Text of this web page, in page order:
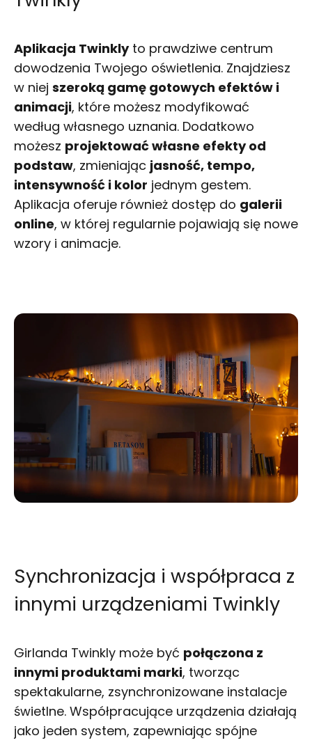
Aplikacja Twinklyto prawdziwe centrum
dowodzenia Twojego oświetlenia. Znajdziesz
w niej szeroką gamę gotowych efektów i
animacji, które możesz modyfikować
według własnego uznania. Dodatkowo
możesz projektować własne efekty od
podstaw, zmieniając jasność, tempo,
intensywność i kolor jednym gestem.
Aplikacja oferuje również dostęp do galerii
online, w której regularnie pojawiają się nowe
wzory i animacje.
Synchronizacja i współpraca z
innymi urządzeniami Twinkly
Girlanda Twinkly może być połączona z
innymi produktami marki, tworząc
spektakularne, zsynchronizowane instalacje
świetlne. Współpracujące urządzenia działają
jako jeden system, zapewniając spójne